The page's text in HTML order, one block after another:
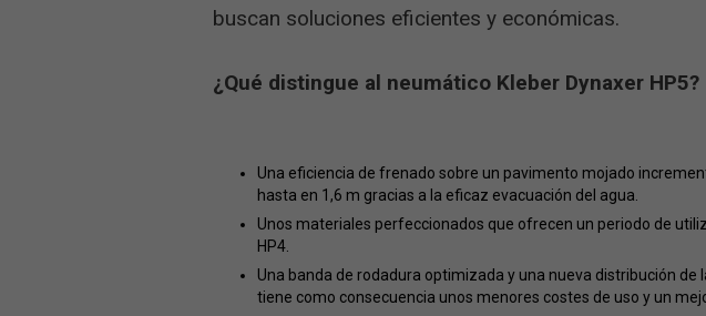
buscan soluciones eficientes y económicas.
¿Qué distingue al neumático Kleber Dynaxer HP5?
Una eficiencia de frenado sobre un pavimento mojado
hasta en 1,6 m gracias a la eficaz evacuación del agua.
Unos materiales perfeccionados que ofrecen un periodo de
HP4.
Una banda de rodadura optimizada y una nueva distribución
tiene como consecuencia unos menores costes de uso y un